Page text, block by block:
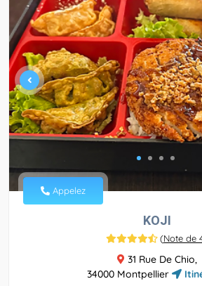
Appelez
KOJI
(Note de
31 Rue De Chio,
34000 Montpellier